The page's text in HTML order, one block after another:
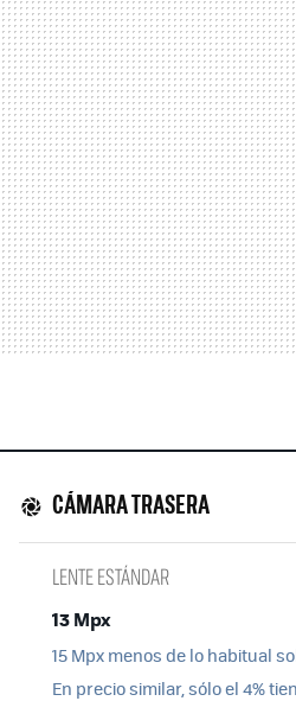
CÁMARA TRASERA
LENTE ESTÁNDAR
13 Mpx
15 Mpx menos de lo habitual
En precio similar, sólo el 4%